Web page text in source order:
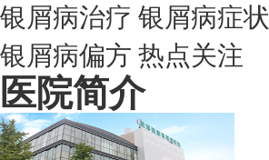
银屑病治疗 银屑病症状
银屑病偏方 热点关注
医院简介